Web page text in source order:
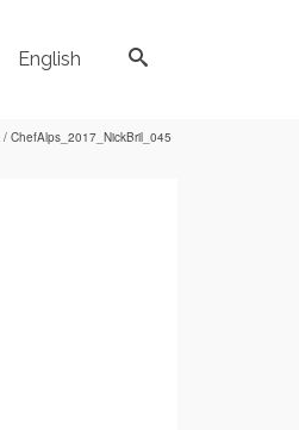
English
/ ChefAlps_2017_NickBril_045